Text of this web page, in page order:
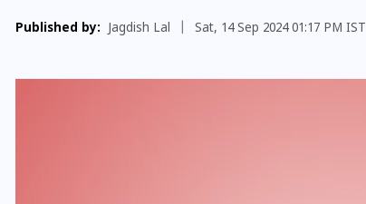
Published by: Jagdish Lal Sat, 14 Sep 2024 01:17 PM IST